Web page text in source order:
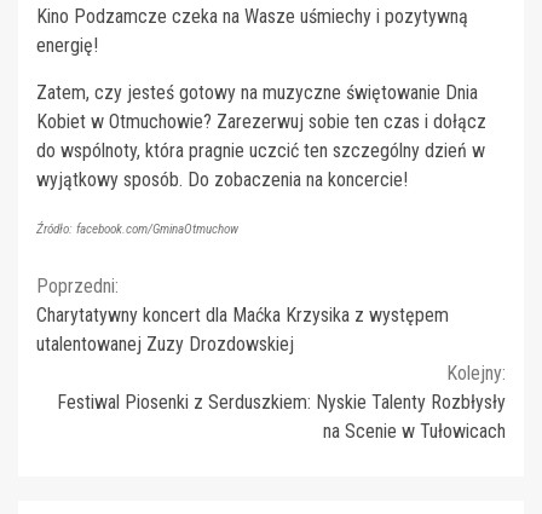
Kino Podzamcze czeka na Wasze uśmiechy i pozytywną
energię!
Zatem, czy jesteś gotowy na muzyczne świętowanie Dnia
Kobiet w Otmuchowie? Zarezerwuj sobie ten czas i dołącz
do wspólnoty, która pragnie uczcić ten szczególny dzień w
wyjątkowy sposób. Do zobaczenia na koncercie!
Źródło: facebook.com/GminaOtmuchow
Continue
Reading
Poprzedni:
Charytatywny koncert dla Maćka Krzysika z występem
utalentowanej Zuzy Drozdowskiej
Kolejny:
Festiwal Piosenki z Serduszkiem: Nyskie Talenty Rozbłysły
na Scenie w Tułowicach